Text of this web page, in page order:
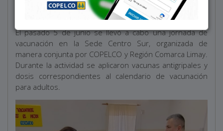
El pasado 5 de junio se llevó a cabo una jornada de
vacunación en la Sede Centro Sur, organizada de
manera conjunta por COPELCO y Región Comarca Limay.
Durante la actividad se aplicaron vacunas antigripales y
dosis correspondientes al calendario de vacunación
para adultos.